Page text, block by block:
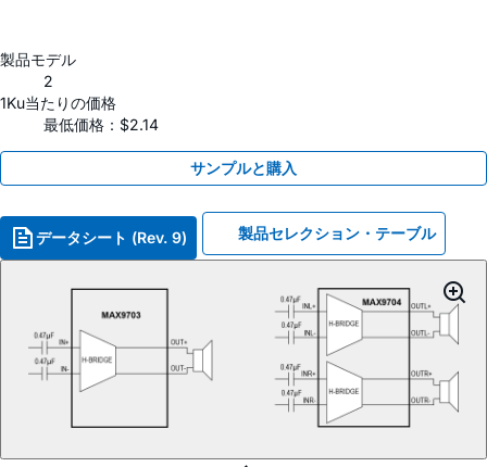
製品モデル
2
1Ku当たりの価格
最低価格：$2.14
サンプルと購入
データシート (Rev. 9) 製品セレクション・テーブル